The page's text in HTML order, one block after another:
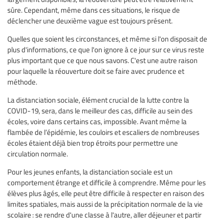
sûre. Cependant, même dans ces situations, le risque de
déclencher une deuxième vague est toujours présent.
Quelles que soient les circonstances, et même si l'on disposait de
plus d'informations, ce que l'on ignore à ce jour sur ce virus reste
plus important que ce que nous savons. C'est une autre raison
pour laquelle la réouverture doit se faire avec prudence et
méthode.
La distanciation sociale, élément crucial de la lutte contre la
COVID-19, sera, dans le meilleur des cas, difficile au sein des
écoles, voire dans certains cas, impossible. Avant même la
flambée de l’épidémie, les couloirs et escaliers de nombreuses
écoles étaient déjà bien trop étroits pour permettre une
circulation normale.
Pour les jeunes enfants, la distanciation sociale est un
comportement étrange et difficile à comprendre. Même pour les
élèves plus âgés, elle peut être difficile à respecter en raison des
limites spatiales, mais aussi de la précipitation normale de la vie
scolaire : se rendre d'une classe à l'autre, aller déjeuner et partir